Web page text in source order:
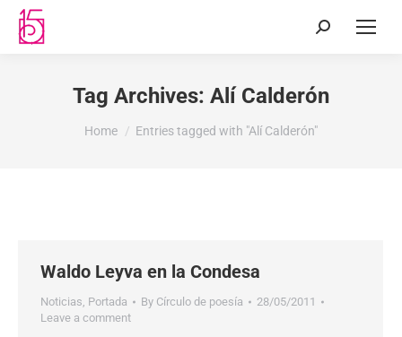
Tag Archives: Alí Calderón
You are here:
Home Entries tagged with "Alí Calderón"
Waldo Leyva en la Condesa
Noticias, Portada By Círculo de poesía
28/05/2011
Leave a comment